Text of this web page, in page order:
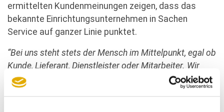
ermittelten Kundenmeinungen zeigen, dass das
bekannte Einrichtungsunternehmen in Sachen
Service auf ganzer Linie punktet.
“Bei uns steht stets der Mensch im Mittelpunkt, egal ob
Kunde, Lieferant, Dienstleister oder Mitarbeiter. Wir
pflegen einen freundlichen, sympathischen und fairen
Umgang miteinander.”
, erklärt Geschäftsführer Guido